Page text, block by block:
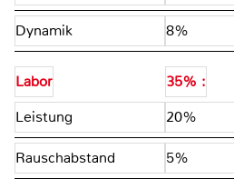
Dynamik 8%
Labor
35% :
Leistung
20%
Rauschabstand 5%